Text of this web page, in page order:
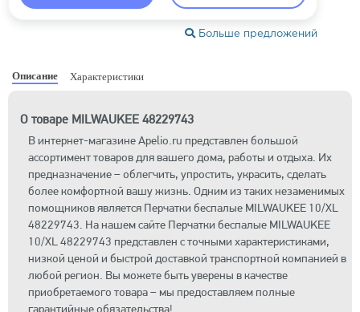
Больше предложений
Описание Характеристики
О товаре MILWAUKEE 48229743
В интернет-магазине Apelio.ru представлен большой
ассортимент товаров для вашего дома, работы и отдыха. Их
предназначение – облегчить, упростить, украсить, сделать
более комфортной вашу жизнь. Одним из таких незаменимых
помощников является Перчатки беспалые MILWAUKEE 10/XL
48229743. На нашем сайте Перчатки беспалые MILWAUKEE
10/XL 48229743 представлен с точными характеристиками,
низкой ценой и быстрой доставкой транспортной компанией в
любой регион. Вы можете быть уверены в качестве
приобретаемого товара – мы предоставляем полные